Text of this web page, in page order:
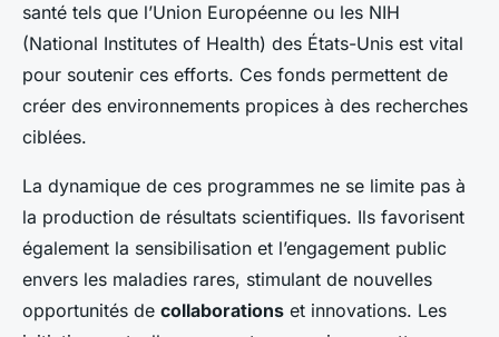
santé tels que l’Union Européenne ou les NIH
(National Institutes of Health) des États-Unis est vital
pour soutenir ces efforts. Ces fonds permettent de
créer des environnements propices à des recherches
ciblées.
La dynamique de ces programmes ne se limite pas à
la production de résultats scientifiques. Ils favorisent
également la sensibilisation et l’engagement public
envers les maladies rares, stimulant de nouvelles
opportunités de collaborations et innovations. Les